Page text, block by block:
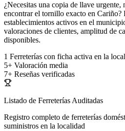
¿Necesitas una copia de llave
encontrar el tornillo exacto en Cariño?
establecimientos activos en el
valoraciones de clientes, amplitud de
disponibles.
1 Ferreterías con ficha activa en la
5+ Valoración media
7+ Reseñas verificadas
Listado de Ferreterías Auditadas
Registro completo de ferreterías
suministros en la localidad